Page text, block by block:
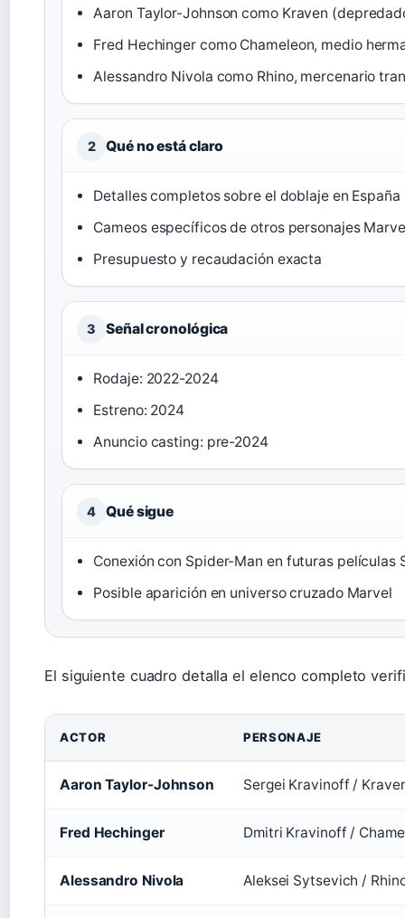
Aaron Taylor-Johnson como Kraven
Fred Hechinger como Chameleon, medio
Alessandro Nivola como Rhino, mercenario
2 Qué no está claro
Detalles completos sobre el doblaje en España
Cameos específicos de otros personajes
Presupuesto y recaudación exacta
3 Señal cronológica
Rodaje: 2022-2024
Estreno: 2024
Anuncio casting: pre-2024
4 Qué sigue
Conexión con Spider-Man en futuras películas
Posible aparición en universo cruzado Marvel
El siguiente cuadro detalla el elenco completo
ACTOR PERSONAJE
Aaron Taylor-Johnson Sergei Kravinoff /
Fred Hechinger Dmitri Kravinoff /
Alessandro Nivola Aleksei Sytsevich /